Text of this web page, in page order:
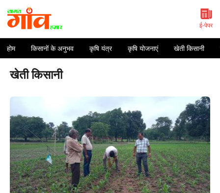
content
ई-पेपर
होम किसानों के अनुभव कृषि यंत्र कृषि योजनाएं खेती किसानी
खेती किसानी